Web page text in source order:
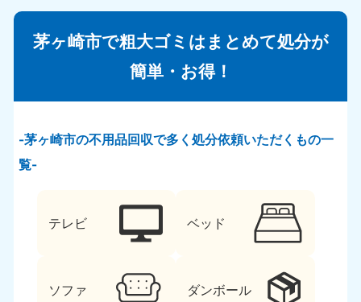
茅ヶ崎市で粗大ゴミはまとめて処分が
簡単・お得！
茅ヶ崎市の不用品回収で多く処分依頼いただくもの一
覧
テレビ ベッド
ソファ ダンボール